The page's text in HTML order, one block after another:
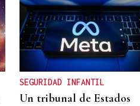
SEGURIDAD INFANTIL
Un tribunal de Estados